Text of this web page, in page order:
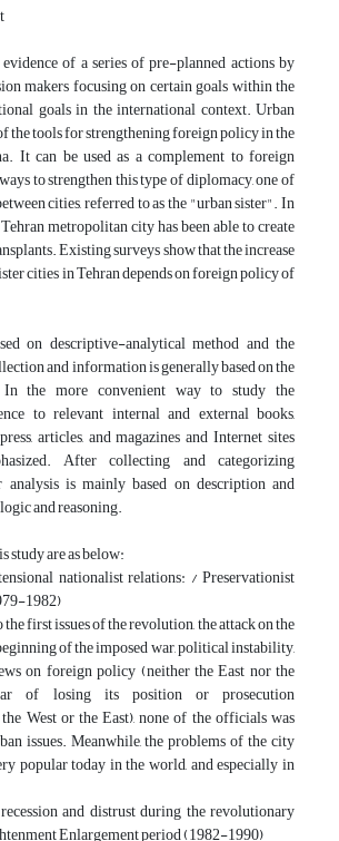
of a series of pre-planned actions by
makers focusing on certain goals within the
goals in the international context. Urban
the tools for strengthening foreign policy in the
It can be used as a complement to foreign
to strengthen this type of diplomacy, one of
cities, referred to as the "urban sister". In
metropolitan city has been able to create
Existing surveys show that the increase
cities in Tehran depends on foreign policy of
on descriptive-analytical method and the
and information is generally based on the
the more convenient way to study the
to relevant internal and external books,
articles, and magazines and Internet sites
After collecting and categorizing
is mainly based on description and
and reasoning.
are as below:
nationalist relations: / Preservationist
1982)
first issues of the revolution, the attack on the
of the imposed war, political instability,
on foreign policy (neither the East nor the
of losing its position or prosecution
West or the East), none of the officials was
issues. Meanwhile, the problems of the city
popular today in the world, and especially in
and distrust during the revolutionary